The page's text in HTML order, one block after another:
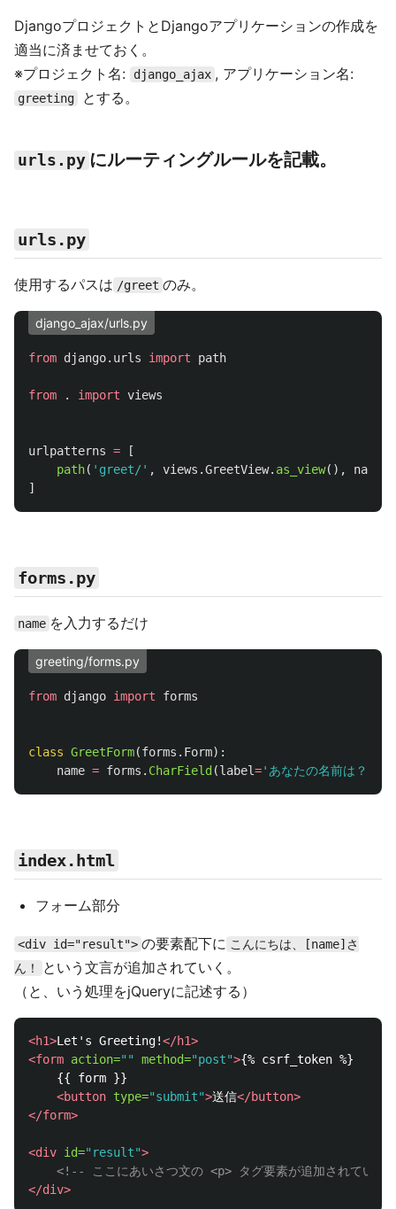
DjangoプロジェクトとDjangoアプリケーションの作成を
適当に済ませておく。
※プロジェクト名:
django_ajax , アプリケーション名:
greeting とする。
urls.py にルーティングルールを記載。
urls.py
使用するパスは /greet のみ。
django_ajax/urls.py
from django.urls import path
from . import views
urlpatterns =
[
path( ' greet/' , views .GreetView. as_view(), name
]
forms.py
name を入力するだけ
greeting/forms.py
from django import forms
class GreetForm(forms . Form):
name = forms . CharField (label=' あなたの名前は？
index.html
フォーム部分
<div id="result"> の要素配下に こんにちは、[name]さ
ん！
という文言が追加されていく。
（と、いう処理をjQueryに記述する）
<h1>Let's Greeting!</h1>
<form action="" method="post">{% csrf_token %}
    {{ form }}
<button type="submit">送信</button>
</form>
<div id="result">
<!-- ここにあいさつ文の <p> タグ要素が追加されてい
</div>